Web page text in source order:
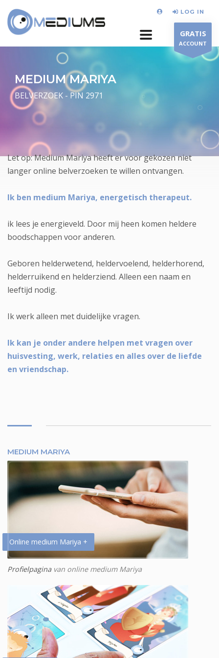
LOG IN
GRATIS
ACCOUNT
MEDIUM MARIYA
BELVERZOEK - PIN 2971
Let op: Medium Mariya heeft er voor gekozen niet
langer online belverzoeken te willen ontvangen.
Ik ben medium Mariya, energetisch therapeut.
ik lees je energieveld. Door mij heen komen heldere
boodschappen voor anderen.
Geboren helderwetend, heldervoelend, helderhorend,
helderruikend en helderziend. Alleen een naam en
leeftijd nodig.
Ik werk alleen met duidelijke vragen.
Ik kan je onder andere helpen met vragen over
huisvesting, werk, relaties en alles over de liefde
en vriendschap.
MEDIUM MARIYA
Online medium Mariya +
Profielpaginavan online medium Mariya